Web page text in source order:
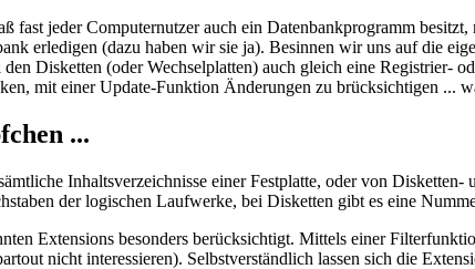
fast jeder Computernutzer auch ein Datenbankprogramm
erledigen (dazu haben wir sie ja). Besinnen wir uns auf die
den Disketten (oder Wechselplatten) auch gleich eine Registrier-
mit einer Update-Funktion Änderungen zu brücksichtigen ...
...
Inhaltsverzeichnisse einer Festplatte, oder von
der logischen Laufwerke, bei Disketten gibt es eine
Extensions besonders berücksichtigt. Mittels einer
nicht interessieren). Selbstverständlich lassen sich die